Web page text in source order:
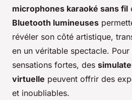
microphones karaoké sans fil
Bluetooth lumineuses
révéler son côté artistique,
en un véritable spectacle.
sensations fortes, des
virtuelle peuvent offrir des
et inoubliables.